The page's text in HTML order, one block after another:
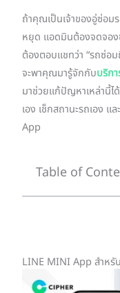
ถ้าคุณเป็นเจ้าของอู่ซ่อม
หยุด แอดมินต้องจดจอ
ต้องตอบแชทว่า “รถซ่อม
จะพาคุณมารู้จักกับบริก
มาช่วยแก้ปัญหาเหล่านี้ไ
เอง เช็กสถานะรถเอง
App
Table of
LINE MINI App สำหรั